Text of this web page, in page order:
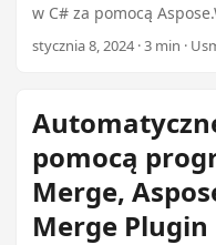
w C# za pomocą
zapisać wbudowane
DOC programicznie za
stycznia 8, 2024 · 3 min ·
pomocą
Merge,
Merge Plugin